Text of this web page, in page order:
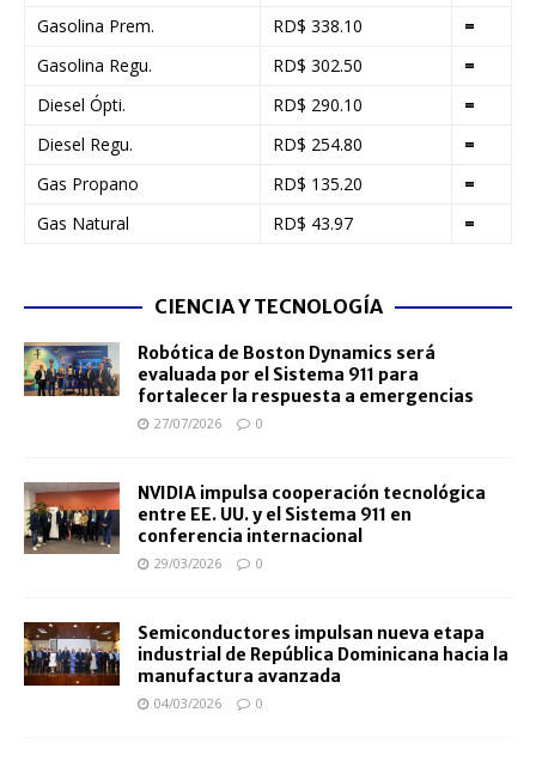
Gasolina Prem.
RD$ 338.10
=
Gasolina Regu.
RD$ 302.50
=
Diesel Ópti.
RD$ 290.10
=
Diesel Regu.
RD$ 254.80
=
Gas Propano
RD$ 135.20
=
Gas Natural
RD$ 43.97 =
CIENCIA Y TECNOLOGÍA
Robótica de Boston Dynamics será
evaluada por el Sistema 911 para
fortalecer la respuesta a emergencias
27/07/2026 0
NVIDIA impulsa cooperación tecnológica
entre EE. UU. y el Sistema 911 en
conferencia internacional
29/03/2026 0
Semiconductores impulsan nueva etapa
industrial de República Dominicana hacia la
manufactura avanzada
04/03/2026 0